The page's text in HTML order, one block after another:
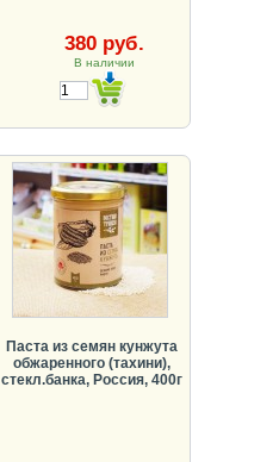
380 руб.
В наличии
Паста из семян кунжута
обжаренного (тахини),
стекл.банка, Россия, 400г